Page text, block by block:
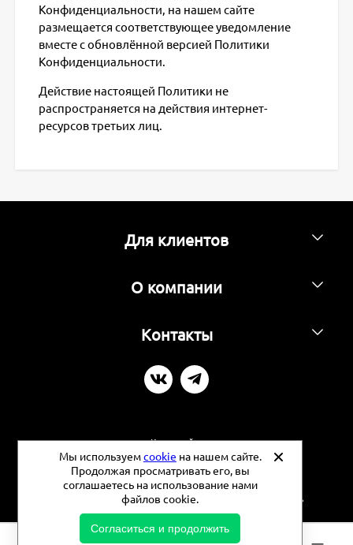
Конфиденциальности, на нашем сайте
размещается соответствующее уведомление
вместе с обновлённой версией Политики
Конфиденциальности.
Действие настоящей Политики не
распространяется на действия интернет-
ресурсов третьих лиц.
Для клиентов
О компании
Контакты
2026 - Фермерские продукты - Продуктовая площадь
Политика конфиденциальности
Карта сайта
Мы используемcookie на нашем сайте.
Продолжая просматривать его, вы
соглашаетесь на использование нами
файлов cookie.
Согласиться и продолжить